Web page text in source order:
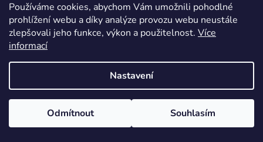
Používáme cookies, abychom Vám umožnili pohodlné
prohlížení webu a díky analýze provozu webu neustále
zlepšovali jeho funkce, výkon a použitelnost. Více
informací
Nastavení
Odmítnout Souhlasím